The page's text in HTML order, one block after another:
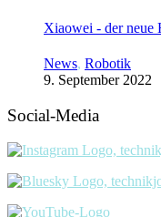
Xiaowei - der neue
News, Robotik
9. September 2022
Social-Media